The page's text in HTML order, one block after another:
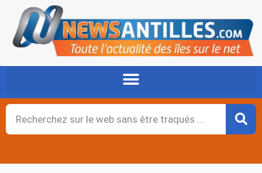
contenu
Rechercher